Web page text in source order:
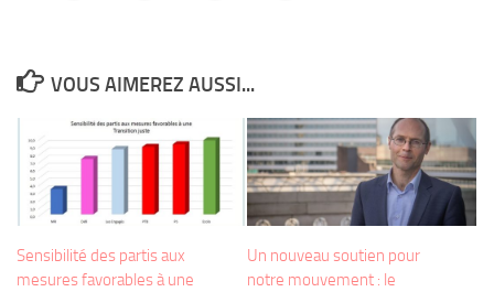
VOUS AIMEREZ AUSSI...
Sensibilité des partis aux
mesures favorables à une
Un nouveau soutien pour
notre mouvement : le